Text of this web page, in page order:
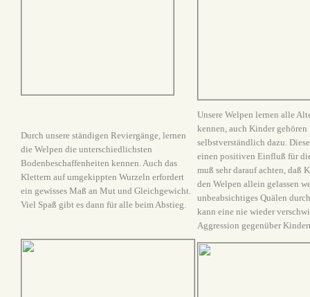
Durch unsere ständigen Reviergänge, lernen
die Welpen die unterschiedlichsten
Bodenbeschaffenheiten kennen. Auch das
Klettern auf umgekippten Wurzeln erfordert
ein gewisses Maß an Mut und Gleichgewicht.
Viel Spaß gibt es dann für alle beim Abstieg.
Unsere Welpen lernen alle
kennen, auch Kinder gehören
selbstverständlich dazu.
einen positiven Einfluß für
muß sehr darauf achten, daß
den Welpen allein gelassen
unbeabsichtiges Quälen
kann eine nie wieder
Aggression gegenüber